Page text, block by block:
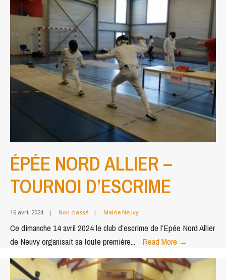
DÉCHETS
ÉPÉE NORD ALLIER –
TOURNOI D’ESCRIME
16 avril 2024 | Non classé | Mairie Neuvy
Ce dimanche 14 avril 2024 le club d’escrime de l’Epée Nord Allier
de Neuvy organisait sa toute première... Read More →
ALLIER